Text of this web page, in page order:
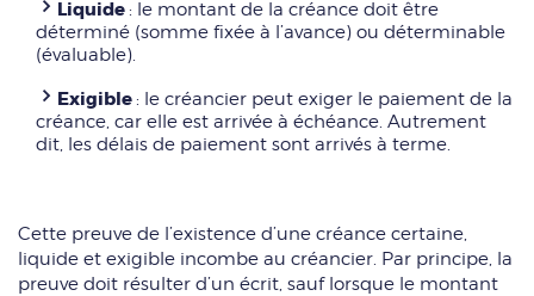
Liquide : le montant de la créance doit être
déterminé (somme fixée à l’avance) ou déterminable
(évaluable).
Exigible : le créancier peut exiger le paiement de la
créance, car elle est arrivée à échéance. Autrement
dit, les délais de paiement sont arrivés à terme.
Cette preuve de l’existence d’une créance certaine,
liquide et exigible incombe au créancier. Par principe, la
preuve doit résulter d’un écrit, sauf lorsque le montant